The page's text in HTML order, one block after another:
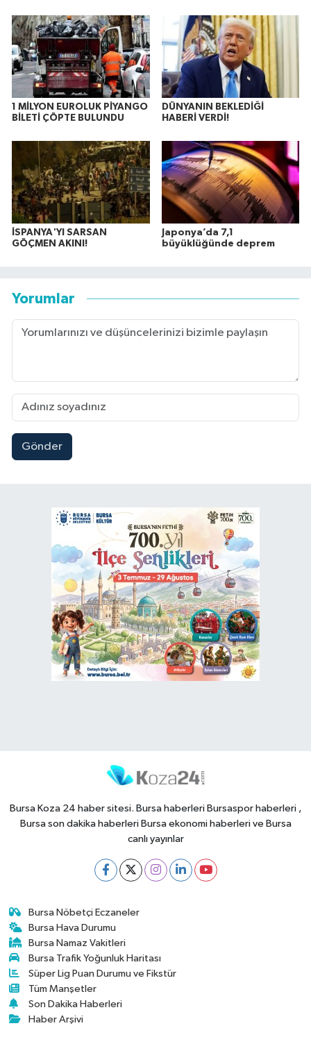
1 MİLYON EUROLUK PİYANGO
BİLETİ ÇÖPTE BULUNDU
DÜNYANIN BEKLEDİĞİ
HABERİ VERDİ!
İSPANYA'YI SARSAN
GÖÇMEN AKINI!
Japonya’da 7,1
büyüklüğünde deprem
Yorumlar
Gönder
Bursa Koza 24 haber sitesi. Bursa haberleri Bursaspor haberleri ,
Bursa son dakika haberleri Bursa ekonomi haberleri ve Bursa
canlı yayınlar
Bursa Nöbetçi Eczaneler
Bursa Hava Durumu
Bursa Namaz Vakitleri
Bursa Trafik Yoğunluk Haritası
Süper Lig Puan Durumu ve Fikstür
Tüm Manşetler
Son Dakika Haberleri
Haber Arşivi